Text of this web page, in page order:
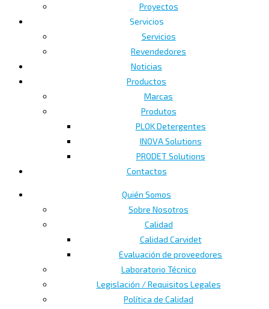
Proyectos
Servicios
Servicios
Revendedores
Noticias
Productos
Marcas
Produtos
PLOK Detergentes
INOVA Solutions
PRODET Solutions
Contactos
Quién Somos
Sobre Nosotros
Calidad
Calidad Carvidet
Evaluación de proveedores
Laboratorio Técnico
Legislación / Requisitos Legales
Política de Calidad